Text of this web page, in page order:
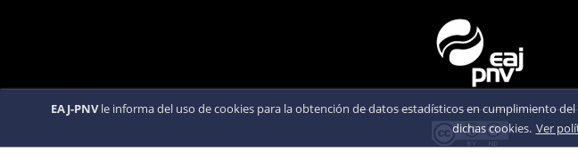
EAJ-PNVle informa del uso de cookies para la obtención de datos estadísticos en cumplimiento
dichas cookies. Ver